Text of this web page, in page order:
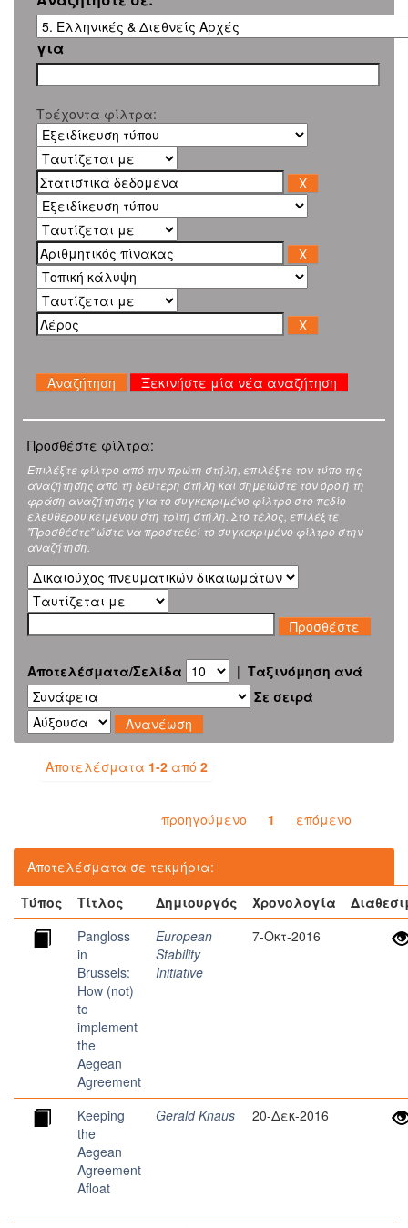
για
Τρέχοντα φίλτρα:
Ξεκινήστε μία νέα αναζήτηση
Προσθέστε φίλτρα:
Επιλέξτε φίλτρο από την πρώτη στήλη, επιλέξτε τον τύπο της
αναζήτησης από τη δεύτερη στήλη και σημειώστε τον όρο ή τη
φράση αναζήτησης για το συγκεκριμένο φίλτρο στο πεδίο
ελεύθερου κειμένου στη τρίτη στήλη. Στο τέλος, επιλέξτε
"Προσθέστε" ώστε να προστεθεί το συγκεκριμένο φίλτρο στην
αναζήτηση.
Αποτελέσματα/Σελίδα | Ταξινόμηση ανά
Σε σειρά
Αποτελέσματα 1-2 από 2
προηγούμενο 1 επόμενο
Αποτελέσματα σε τεκμήρια:
Τύπος
Τίτλος Δημιουργός Χρονολογία
Pangloss
in
Brussels:
How (not)
to
implement
the
Aegean
Agreement
European
Stability
Initiative
7-Οκτ-2016
Keeping
the
Aegean
Agreement
Afloat
Gerald Knaus 20-Δεκ-2016